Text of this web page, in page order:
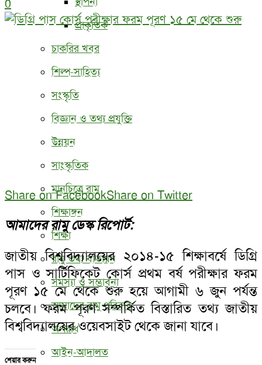
প্রাকৃতিক
চাকরির খবর
শিল্প-সাহিত্য
সংস্কৃতি
বিজ্ঞান ও তথ্য প্রযুক্তি
উন্নয়ন
সাংস্কৃতিক
মানচিত্রে রামু
শিক্ষাঙ্গন
শিক্ষা
রামু তথ্য বাতায়ন
সমস্যা ও সম্ভাবনা
আমাদের রামু পরিবার
অপরাধ
আইন-আদালত
0
Share on FacebookShare on Twitter
আমাদের রামু ডেস্ক রিপোর্ট:
জাতীয় বিশ্ববিদ্যালয়ের ২০১৪-১৫ শিক্ষাবর্ষে ডিগ্রি
পাস ও সার্টিফিকেট কোর্স প্রথম বর্ষ পরীক্ষার ফরম
পূরণ ১৫ মে থেকে শুরু হয়ে আগামী ৬ জুন পর্যন্ত
চলবে। ফরম পূরণ সম্পর্কিত বিস্তারিত তথ্য জাতীয়
বিশ্ববিদ্যালয়ের ওয়েবসাইট থেকে জানা যাবে।
শেয়ার করুন